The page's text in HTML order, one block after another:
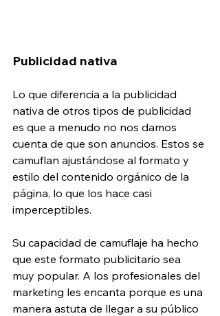
Publicidad nativa
Lo que diferencia a la publicidad
nativa de otros tipos de publicidad
es que a menudo no nos damos
cuenta de que son anuncios. Estos se
camuflan ajustándose al formato y
estilo del contenido orgánico de la
página, lo que los hace casi
imperceptibles.
Su capacidad de camuflaje ha hecho
que este formato publicitario sea
muy popular. A los profesionales del
marketing les encanta porque es una
manera astuta de llegar a su público